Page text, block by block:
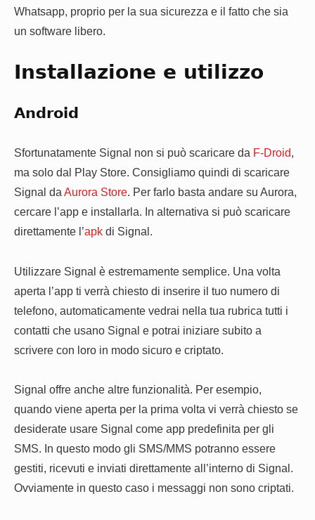
Whatsapp, proprio per la sua sicurezza e il fatto che sia
un software libero.
Installazione e utilizzo
Android
Sfortunatamente Signal non si può scaricare da F-Droid,
ma solo dal Play Store. Consigliamo quindi di scaricare
Signal da Aurora Store. Per farlo basta andare su Aurora,
cercare l’app e installarla. In alternativa si può scaricare
direttamente l’apk di Signal.
Utilizzare Signal è estremamente semplice. Una volta
aperta l’app ti verrà chiesto di inserire il tuo numero di
telefono, automaticamente vedrai nella tua rubrica tutti i
contatti che usano Signal e potrai iniziare subito a
scrivere con loro in modo sicuro e criptato.
Signal offre anche altre funzionalità. Per esempio,
quando viene aperta per la prima volta vi verrà chiesto se
desiderate usare Signal come app predefinita per gli
SMS. In questo modo gli SMS/MMS potranno essere
gestiti, ricevuti e inviati direttamente all’interno di Signal.
Ovviamente in questo caso i messaggi non sono criptati.